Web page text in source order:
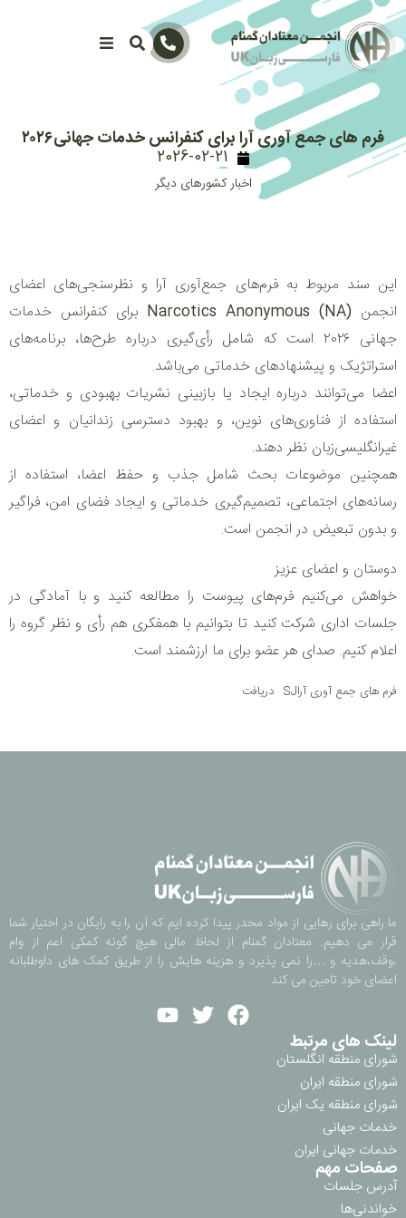
فرم های جمع آوری آرا برای کنفرانس خدمات جهانی۲۰۲۶
2026-02-21
اخبار کشورهای دیگر
این سند مربوط به فرم‌های جمع‌آوری آرا و نظرسنجی‌های اعضای
انجمن Narcotics Anonymous (NA) برای کنفرانس خدمات
جهانی ۲۰۲۶ است که شامل رأی‌گیری درباره طرح‌ها، برنامه‌های
استراتژیک و پیشنهادهای خدماتی می‌باشد.
اعضا می‌توانند درباره ایجاد یا بازبینی نشریات بهبودی و خدماتی،
استفاده از فناوری‌های نوین، و بهبود دسترسی زندانیان و اعضای
غیرانگلیسی‌زبان نظر دهند.
همچنین موضوعات بحث شامل جذب و حفظ اعضا، استفاده از
رسانه‌های اجتماعی، تصمیم‌گیری خدماتی و ایجاد فضای امن، فراگیر
و بدون تبعیض در انجمن است.
دوستان و اعضای عزیز
خواهش می‌کنیم فرم‌های پیوست را مطالعه کنید و با آمادگی در
جلسات اداری شرکت کنید تا بتوانیم با همفکری هم رأی و نظر گروه را
اعلام کنیم. صدای هر عضو برای ما ارزشمند است.
فرم های جمع آوری آراSJ دریافت
ما راهی برای رهایی از مواد مخدر پیدا کرده ایم که آن را به رایگان در اختیار شما
قرار می دهیم. معتادان گمنام از لحاظ مالی هیچ گونه کمکی اعم از وام
،وقف،هدیه و …را نمی پذیرد و هزینه هایش را از طریق کمک های داوطلبانه
اعضای خود تامین می کند.
لینک های مرتبط
شورای منطقه انگلستان
شورای منطقه ایران
شورای منطقه یک ایران
خدمات جهانی
خدمات جهانی ایران
صفحات مهم
آدرس جلسات
خواندنی‌ها